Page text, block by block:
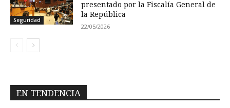
Seguridad
presentado por la Fiscalía General de
la República
22/05/2026
EN TENDENCIA